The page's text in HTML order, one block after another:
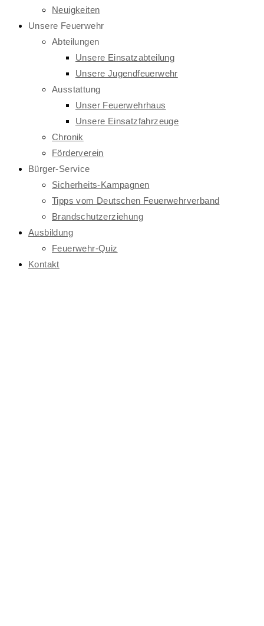
Neuigkeiten
Unsere Feuerwehr
Abteilungen
Unsere Einsatzabteilung
Unsere Jugendfeuerwehr
Ausstattung
Unser Feuerwehrhaus
Unsere Einsatzfahrzeuge
Chronik
Förderverein
Bürger-Service
Sicherheits-Kampagnen
Tipps vom Deutschen Feuerwehrverband
Brandschutzerziehung
Ausbildung
Feuerwehr-Quiz
Kontakt